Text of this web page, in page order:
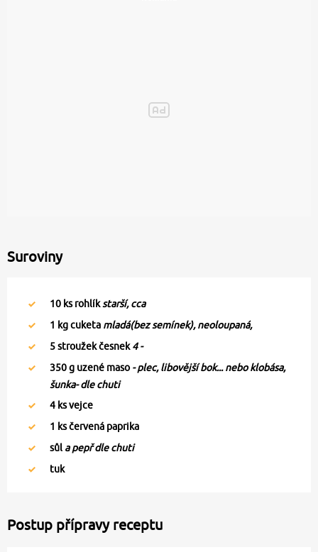
Suroviny
10 ks rohlíkstarší, cca
1 kg cuketa mladá(bez semínek), neoloupaná,
5stroužek česnek4 -
350g uzené maso - plec, libovější bok... nebo klobása,
šunka- dle chuti
4 ks vejce
1 ks červená paprika
sůl a pepř dle chuti
tuk
Postup přípravy receptu